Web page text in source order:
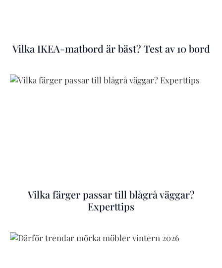
Vilka IKEA-matbord är bäst? Test av 10 bord
Vilka färger passar till blågrå väggar?
Experttips